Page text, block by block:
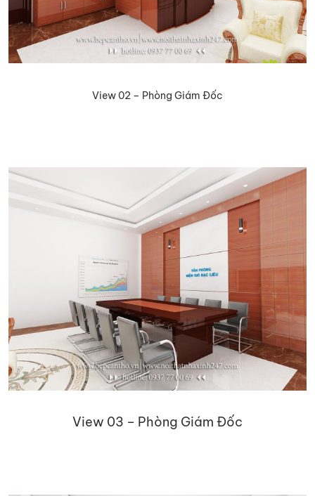
View 02 – Phòng Giám Đốc
View 03 – Phòng Giám Đốc